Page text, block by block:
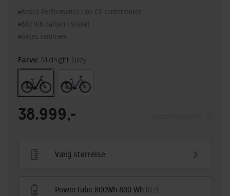
Bosch Performance Line CX centermotor
800 Wh batteri i stellet
Gates remtræk
Farve: Midnight Grey
38.999,-
Vælg størrelse
PowerTube 800Wh 800 Wh (0,-)